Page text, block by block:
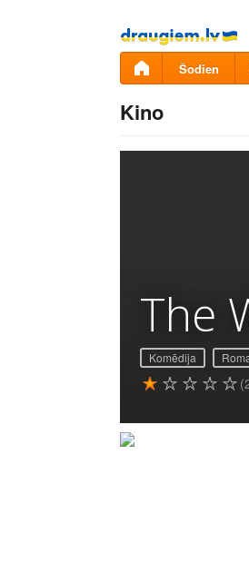
Pāriet
uz
saturu
Šodien
Kino
The
Komēdija